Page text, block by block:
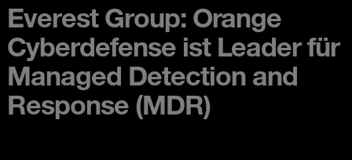
Everest Group: Orange
Cyberdefense ist Leader für
Managed Detection and
Response (MDR)